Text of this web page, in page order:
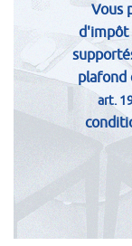
Vous
d'impôt
plafond
art.